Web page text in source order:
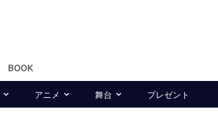
BOOK
アニメ 舞台 プレゼント